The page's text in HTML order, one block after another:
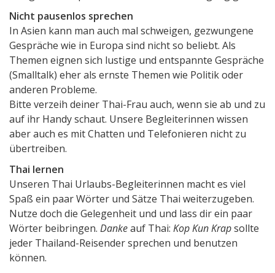
Nicht pausenlos sprechen
In Asien kann man auch mal schweigen, gezwungene
Gespräche wie in Europa sind nicht so beliebt. Als
Themen eignen sich lustige und entspannte Gespräche
(Smalltalk) eher als ernste Themen wie Politik oder
anderen Probleme.
Bitte verzeih deiner Thai-Frau auch, wenn sie ab und zu
auf ihr Handy schaut. Unsere Begleiterinnen wissen
aber auch es mit Chatten und Telefonieren nicht zu
übertreiben.
Thai lernen
Unseren Thai Urlaubs-Begleiterinnen macht es viel
Spaß ein paar Wörter und Sätze Thai weiterzugeben.
Nutze doch die Gelegenheit und und lass dir ein paar
Wörter beibringen. Dankeauf Thai: Kop Kun Krapsollte
jeder Thailand-Reisender sprechen und benutzen
können.